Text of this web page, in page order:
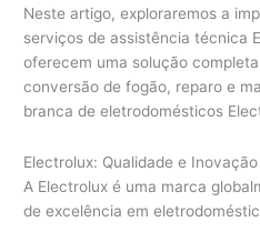
Neste artigo, exploraremos a
serviços de assistência técnica
oferecem uma solução
conversão de fogão, reparo e
branca de eletrodomésticos
Electrolux: Qualidade e
A Electrolux é uma marca
de excelência em